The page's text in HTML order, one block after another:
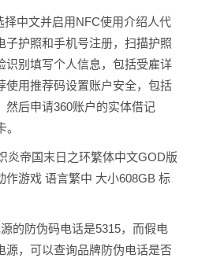
中文并启用NFC使用介绍人代
子护照和手机号注册，扫描护照
识别填写个人信息，包括受雇详
使用推荐码设置账户安全，包括
然后申请360账户的实体借记
炎帝国末日之环繁体中文GOD版
作游戏 语言繁中 大小608GB 标
的防伪码电话是5315，而假电
源，可以查询品牌防伪电话是否